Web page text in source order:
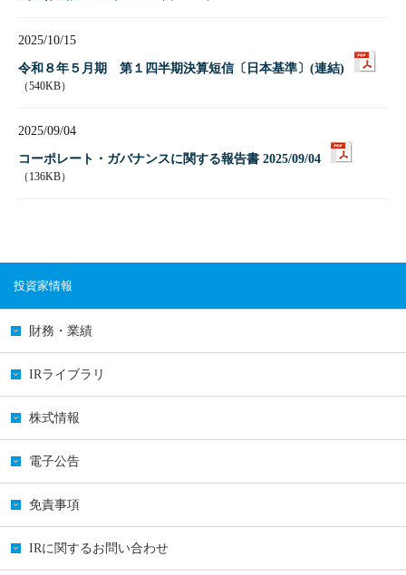
投資家情報
財務・業績
IRライブラリ
株式情報
電子公告
免責事項
IRに関するお問い合わせ
2025/10/15
令和８年５月期 第１四半期決算短信〔日本基準〕(連結)
（540KB）
2025/09/04
コーポレート・ガバナンスに関する報告書 2025/09/04
（136KB）